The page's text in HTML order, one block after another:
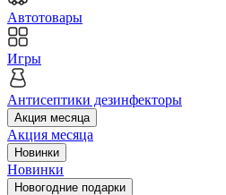
Автотовары
Игры
Антисептики дезинфекторы
Акция месяца
Акция месяца
Новинки
Новинки
Новогодние подарки